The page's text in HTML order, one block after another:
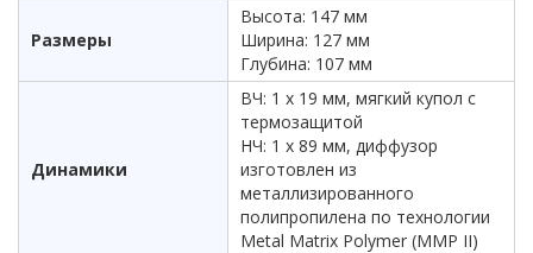
Размеры
Высота: 147 мм
Ширина: 127 мм
Глубина: 107 мм
Динамики
ВЧ: 1 х 19 мм, мягкий купол с
термозащитой
НЧ: 1 х 89 мм, диффузор
изготовлен из
металлизированного
полипропилена по технологии
Metal Matrix Polymer (MMP II)